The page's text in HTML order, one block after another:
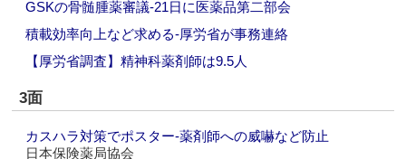
GSKの骨髄腫薬審議‐21日に医薬品第二部会
積載効率向上など求める‐厚労省が事務連絡
【厚労省調査】精神科薬剤師は9.5人
3面
カスハラ対策でポスター‐薬剤師への威嚇など防止
日本保険薬局協会